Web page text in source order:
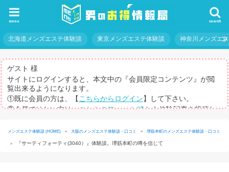
search
menu
北海道メンズエステ体験談 東京メンズエステ体験談 神奈川メンズエ
ゲスト 様
サイトにログインすると、本文中の『会員限定コンテンツ』が閲
覧出来るようになります。
①既に会員の方は、【 こちらからログイン 】して下さい。
②会員ではない方は、こちらのフォーム
から体験記事を投稿し
※体験記事が書けない方や、すべての記事を閲覧したい方のため
メンズエステ体験談 (HOME) » 大阪のメンズエステ体験談・口コミ » 堺筋本町のメンズエステ体験談・口コミ
» 『サーティフォーティ(3040）』体験談。堺筋本町の噂を信じて